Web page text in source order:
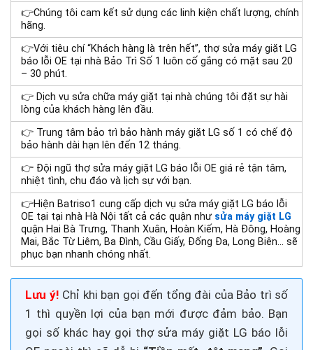
👉Chúng tôi cam kết sử dụng các linh kiện chất lượng, chính
hãng.
👉Với tiêu chí “Khách hàng là trên hết”, thợ sửa máy giặt LG
báo lỗi OE tại nhà Bảo Trì Số 1 luôn cố gắng có mặt sau 20
– 30 phút.
👉 Dịch vụ sửa chữa máy giặt tại nhà chúng tôi đặt sự hài
lòng của khách hàng lên đầu.
👉 Trung tâm bảo trì bảo hành máy giặt LG số 1 có chế độ
bảo hành dài hạn lên đến 12 tháng.
👉 Đội ngũ thợ sửa máy giặt LG báo lỗi OE giá rẻ tận tâm,
nhiệt tình, chu đáo và lịch sự với bạn.
👉Hiện Batriso1 cung cấp dịch vụ sửa máy giặt LG báo lỗi
OE tại tại nhà Hà Nội tất cả các quận như sửa máy giặt LG
quận Hai Bà Trưng, Thanh Xuân, Hoàn Kiếm, Hà Đông, Hoàng
Mai, Bắc Từ Liêm, Ba Đình, Cầu Giấy, Đống Đa, Long Biên… sẽ
phục bạn nhanh chóng nhất.
Lưu ý! Chỉ khi bạn gọi đến tổng đài của Bảo trì số
1 thì quyền lợi của bạn mới được đảm bảo. Bạn
gọi số khác hay gọi thợ sửa máy giặt LG báo lỗi